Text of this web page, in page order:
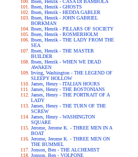
Ibsen, Henrik - CASA DI BAMBOLA
Ibsen, Henrik - GHOSTS
Ibsen, Henrik - HEDDA GABLER
Ibsen, Henrik - JOHN GABRIEL
BORKMAN
Ibsen, Henrik - PILLARS OF SOCIETY
Ibsen, Henrik - ROSMERHOLM
Ibsen, Henrik - THE LADY FROM THE
SEA
Ibsen, Henrik - THE MASTER
BUILDER
Ibsen, Henrik - WHEN WE DEAD
AWAKEN
Irving, Washington - THE LEGEND OF
SLEEPY HOLLOW
James, Henry - ITALIAN HOURS
James, Henry - THE BOSTONIANS
James, Henry - THE PORTRAIT OF A
LADY
James, Henry - THE TURN OF THE
SCREW
James, Henry - WASHINGTON
SQUARE
Jerome, Jerome K. - THREE MEN IN A
BOAT
Jerome, Jerome K. - THREE MEN ON
THE BUMMEL
Jonson, Ben - THE ALCHEMIST
Jonson, Ben - VOLPONE